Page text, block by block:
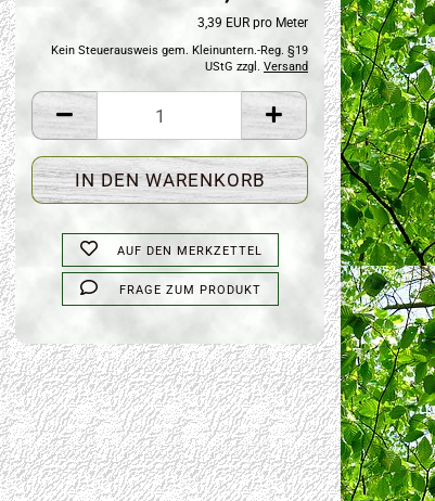
3,39 EUR pro Meter
Kein Steuerausweis gem. Kleinuntern.-Reg. §19
UStG zzgl. Versand
AUF DEN MERKZETTEL
FRAGE ZUM PRODUKT